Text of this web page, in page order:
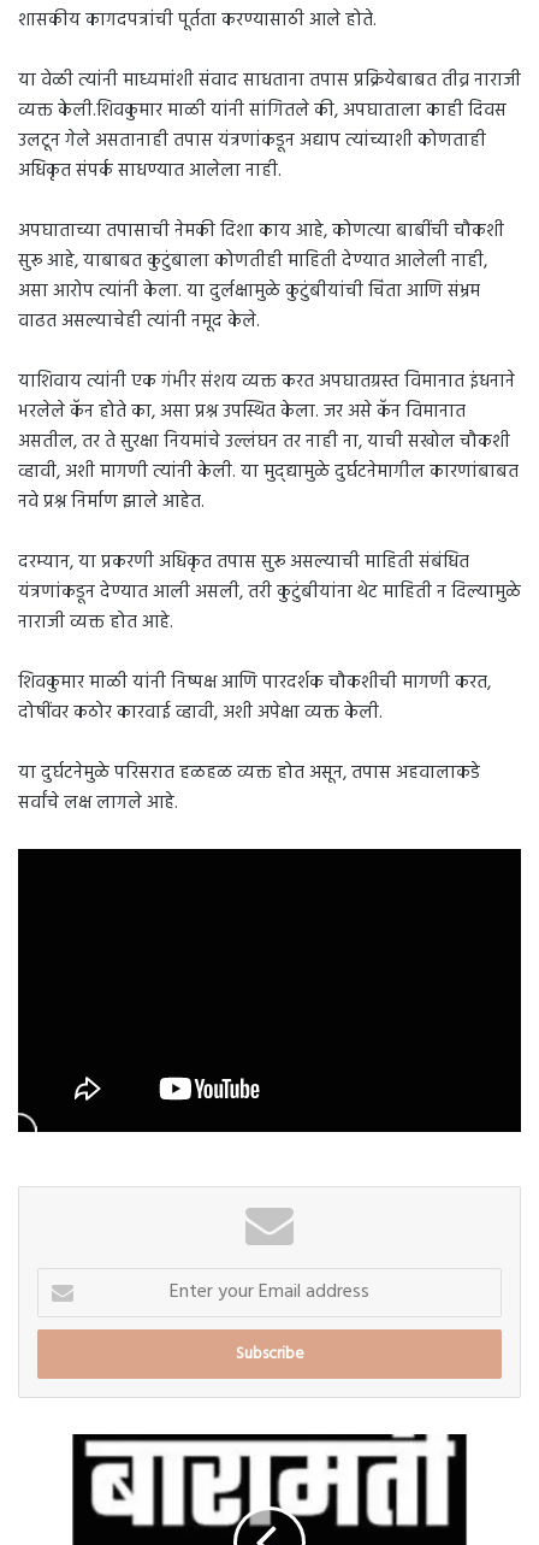
शासकीय कागदपत्रांची पूर्तता करण्यासाठी आले होते.
या वेळी त्यांनी माध्यमांशी संवाद साधताना तपास प्रक्रियेबाबत तीव्र नाराजी
व्यक्त केली.शिवकुमार माळी यांनी सांगितले की, अपघाताला काही दिवस
उलटून गेले असतानाही तपास यंत्रणांकडून अद्याप त्यांच्याशी कोणताही
अधिकृत संपर्क साधण्यात आलेला नाही.
अपघाताच्या तपासाची नेमकी दिशा काय आहे, कोणत्या बाबींची चौकशी
सुरू आहे, याबाबत कुटुंबाला कोणतीही माहिती देण्यात आलेली नाही,
असा आरोप त्यांनी केला. या दुर्लक्षामुळे कुटुंबीयांची चिंता आणि संभ्रम
वाढत असल्याचेही त्यांनी नमूद केले.
याशिवाय त्यांनी एक गंभीर संशय व्यक्त करत अपघातग्रस्त विमानात इंधनाने
भरलेले कॅन होते का, असा प्रश्न उपस्थित केला. जर असे कॅन विमानात
असतील, तर ते सुरक्षा नियमांचे उल्लंघन तर नाही ना, याची सखोल चौकशी
व्हावी, अशी मागणी त्यांनी केली. या मुद्द्यामुळे दुर्घटनेमागील कारणांबाबत
नवे प्रश्न निर्माण झाले आहेत.
दरम्यान, या प्रकरणी अधिकृत तपास सुरू असल्याची माहिती संबंधित
यंत्रणांकडून देण्यात आली असली, तरी कुटुंबीयांना थेट माहिती न दिल्यामुळे
नाराजी व्यक्त होत आहे.
शिवकुमार माळी यांनी निष्पक्ष आणि पारदर्शक चौकशीची मागणी करत,
दोषींवर कठोर कारवाई व्हावी, अशी अपेक्षा व्यक्त केली.
या दुर्घटनेमुळे परिसरात हळहळ व्यक्त होत असून, तपास अहवालाकडे
सर्वांचे लक्ष लागले आहे.
Enter
your
Email